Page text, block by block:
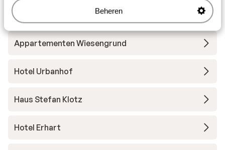
Beheren
Hotel Aqua Dome Therme
Appartementen Wiesengrund
Hotel Urbanhof
Haus Stefan Klotz
Hotel Erhart